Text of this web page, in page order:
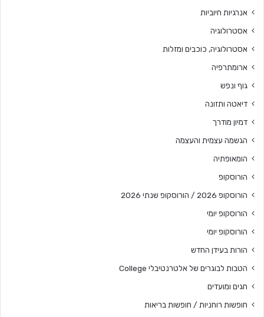
אנרגיות חיוביות
אסטרולוגיה
אסטרולוגיה, כוכבים ומזלות
ארומתרפיה
גוף ונפש
דיאטה ותזונה
דמיון מודרך
הגשמה עצמית והעצמה
הומאופתיה
הורוסקופ
הורוסקופ 2026 / הורוסקופ שנתי 2026
הורוסקופ יומי
הורוסקופ יומי
הורות בעידן החדש
הטבות לבוגרים של אלטרנטיבלי College
חגים ומועדים
חופשות רוחניות / חופשות בריאות